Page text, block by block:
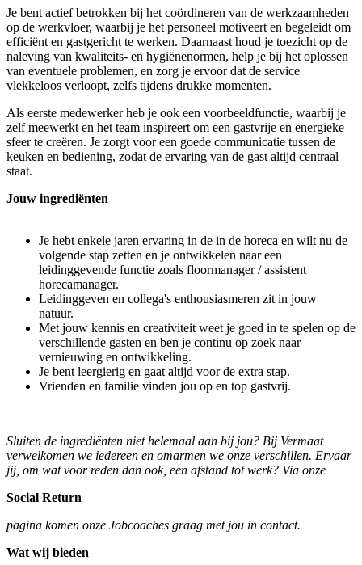
Je bent actief betrokken bij het coördineren van de werkzaamheden
op de werkvloer, waarbij je het personeel motiveert en begeleidt om
efficiënt en gastgericht te werken. Daarnaast houd je toezicht op de
naleving van kwaliteits- en hygiënenormen, help je bij het oplossen
van eventuele problemen, en zorg je ervoor dat de service
vlekkeloos verloopt, zelfs tijdens drukke momenten.
Als eerste medewerker heb je ook een voorbeeldfunctie, waarbij je
zelf meewerkt en het team inspireert om een gastvrije en energieke
sfeer te creëren. Je zorgt voor een goede communicatie tussen de
keuken en bediening, zodat de ervaring van de gast altijd centraal
staat.
Jouw ingrediënten
Je hebt enkele jaren ervaring in de in de horeca en wilt nu de
volgende stap zetten en je ontwikkelen naar een
leidinggevende functie zoals floormanager / assistent
horecamanager.
Leidinggeven en collega's enthousiasmeren zit in jouw
natuur.
Met jouw kennis en creativiteit weet je goed in te spelen op de
verschillende gasten en ben je continu op zoek naar
vernieuwing en ontwikkeling.
Je bent leergierig en gaat altijd voor de extra stap.
Vrienden en familie vinden jou op en top gastvrij.
Sluiten de ingrediënten niet helemaal aan bij jou? Bij Vermaat
verwelkomen we iedereen en omarmen we onze verschillen. Ervaar
jij, om wat voor reden dan ook, een afstand tot werk? Via onze
Social Return
pagina komen onze Jobcoaches graag met jou in contact.
Wat wij bieden